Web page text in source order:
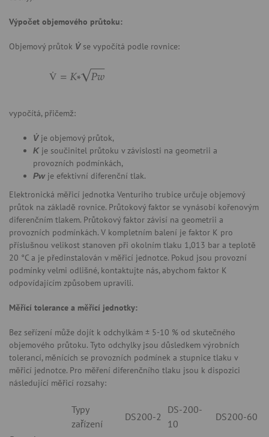
Výpočet objemového průtoku:
Objemový průtok V̇ se vypočítá podle rovnice:
vypočítá, přičemž:
V̇ je objemový průtok,
K je součinitel průtoku v závislosti na geometrii a
provozních podmínkách,
Pw​ je efektivní diferenční tlak.
Elektronická měřicí jednotka Venturiho trubice určuje objemový
průtok na základě rovnice. Průtokový faktor se vynásobí kořenovým
diferenčním tlakem. Průtokový faktor závisí na geometrii a
provozních podmínkách. V kompletním balení je faktor K pro
příslušnou velikost stanoven při okolním tlaku 1,013 bar a teplotě
20 °C a je předinstalován v měřicí jednotce. Pokud jsou provozní
podmínky velmi odlišné, kontaktujte nás, abychom faktor K
odpovídajícím způsobem upravili.
Měřící tolerance a měřící jednotky:
Bez seřízení může dojít k odchylkám ± 5-10 % od skutečného
objemového průtoku. Tyto odchylky jsou důsledkem výrobních
tolerancí, měnících se provozních podmínek a stupnice tlaku v
měřicí jednotce. Pro měření diferenčního tlaku jsou k dispozici
následující měřicí rozsahy:
Typy
zařízení
DS200-2
DS-200-
10
DS200-60